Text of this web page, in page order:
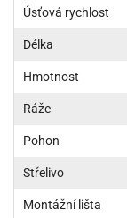
Úsťová rychlost
Délka
Hmotnost
Ráže
Pohon
Střelivo
Montážní lišta